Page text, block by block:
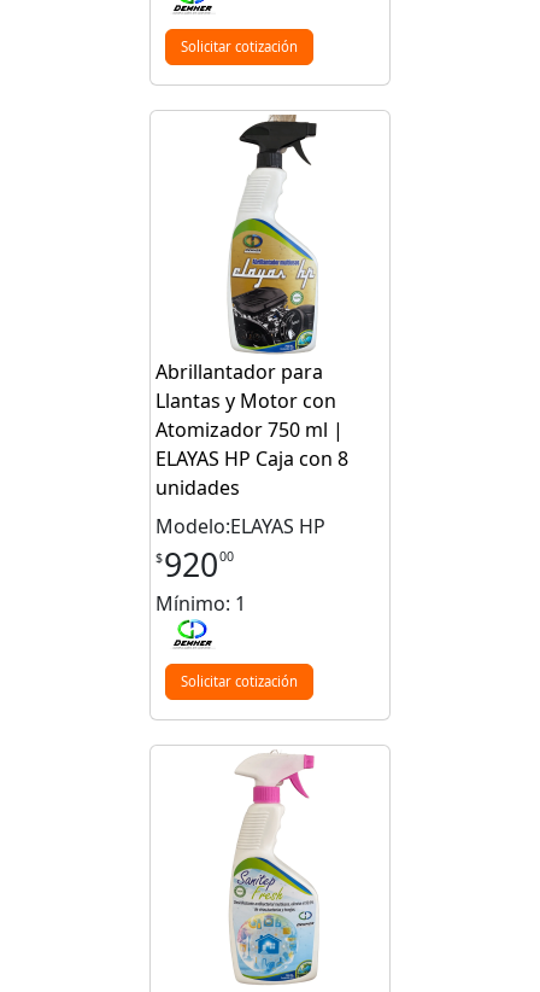
Solicitar cotización
Abrillantador para
Llantas y Motor con
Atomizador 750 ml |
ELAYAS HP Caja con 8
unidades
Modelo:ELAYAS HP
$92000
Mínimo: 1
Solicitar cotización